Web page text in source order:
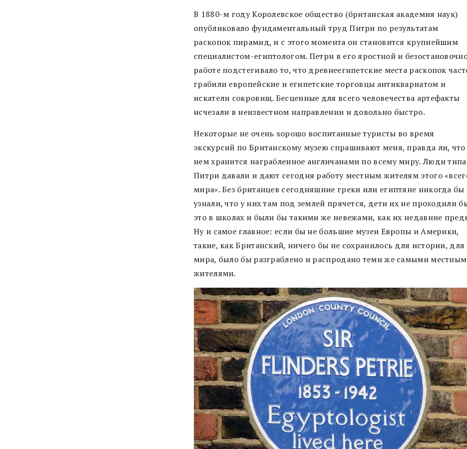
В 1880-м году Королевское общество (британская академия наук)
опубликовало фундаментальный труд Питри по результатам
раскопок пирамид, и с этого момента он становится крупнейшим
специалистом-египтологом. Петри в его яростной и
работе подстегивало то, что древнеегипетские места раскопок
грабили европейские и египетские торговцы антиквариатом и
искатели сокровищ. Бесценные для всего человечества артефакты
исчезали в неизвестном направлении и довольно быстро.
Некоторые не очень хорошо воспитанные туристы во время
экскурсий по Британскому музею спрашивают меня, правда ли, что
нем хранится награбленное англичанами по всему миру. Люди типа
Питри давали и дают сегодня работу местным жителям этого
мира». Без британцев сегодняшние греки или египтяне никогда бы
узнали, что у них там под землей прячется, дети их не проходили
это в школах и были бы такими же невежами, как их недавние
Ну и самое главное: если бы не большие музеи Европы и Америки,
такие, как Британский, ничего бы не сохранилось для истории, для
мира, было бы разграблено и распродано теми же самыми
жителями.